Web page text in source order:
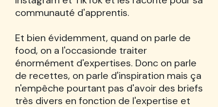
communauté d'apprentis.
Et bien évidemment, quand on parle de
food, on a l'occasionde traiter
énormément d'expertises. Donc on parle
de recettes, on parle d'inspiration mais ça
n'empêche pourtant pas d'avoir des briefs
très divers en fonction de l'expertise et